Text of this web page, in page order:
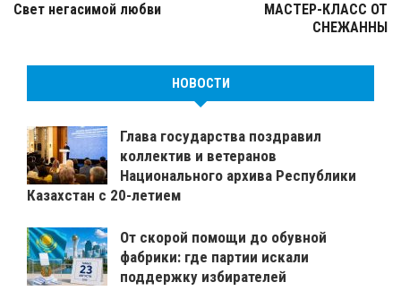
Свет негасимой любви
МАСТЕР-КЛАСС ОТ
СНЕЖАННЫ
НОВОСТИ
Глава государства поздравил
коллектив и ветеранов
Национального архива Республики
Казахстан с 20-летием
От скорой помощи до обувной
фабрики: где партии искали
поддержку избирателей